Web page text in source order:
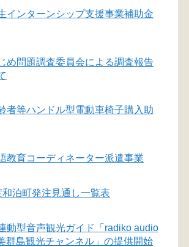
インターンシップ支援事業補助金
め問題調査委員会による調査報告
者等ハンドル型電動車椅子購入助
教育コーディネーター派遣事業
泊町発注見通し一覧表
動型音声観光ガイド「radiko audio
群島観光チャンネル」の提供開始